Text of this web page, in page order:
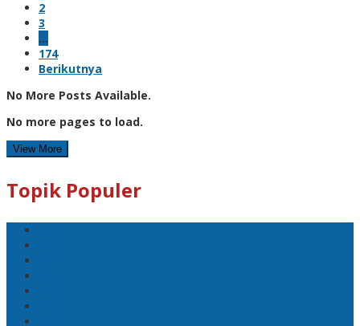
2
3
…
174
Berikutnya
No More Posts Available.
No more pages to load.
View More
Topik Populer